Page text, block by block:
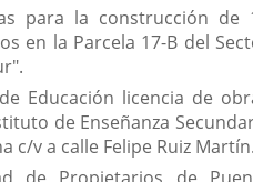
para la construcción de
en la Parcela 17-B del
Educación licencia de
de Enseñanza
c/v a calle Felipe Ruiz